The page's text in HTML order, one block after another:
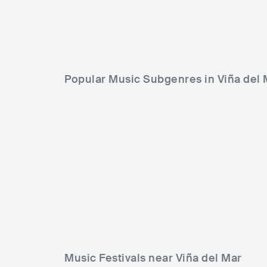
Popular Music Subgenres in Viña del
Music Festivals near Viña del Mar